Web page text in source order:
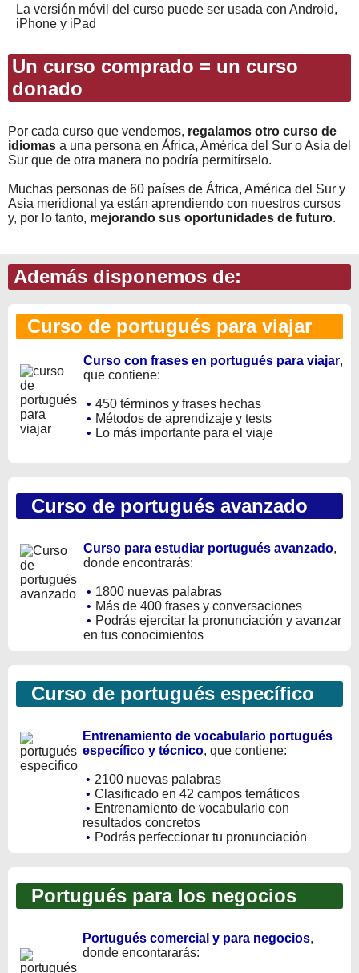
La versión móvil del curso puede ser usada con Android,
iPhone y iPad
Un curso comprado = un curso
donado
Por cada curso que vendemos, regalamos otro curso de
idiomas a una persona en África, América del Sur o Asia del
Sur que de otra manera no podría permitírselo.
Muchas personas de 60 países de África, América del Sur y
Asia meridional ya están aprendiendo con nuestros cursos
y, por lo tanto, mejorando sus oportunidades de futuro.
Además disponemos de:
Curso de portugués para viajar
Curso con frases en portugués para viajar,
que contiene:
• 450 términos y frases hechas
• Métodos de aprendizaje y tests
• Lo más importante para el viaje
Curso de portugués avanzado
Curso para estudiar portugués avanzado,
donde encontrarás:
• 1800 nuevas palabras
• Más de 400 frases y conversaciones
• Podrás ejercitar la pronunciación y avanzar
en tus conocimientos
Curso de portugués específico
Entrenamiento de vocabulario portugués
específico y técnico, que contiene:
• 2100 nuevas palabras
• Clasificado en 42 campos temáticos
• Entrenamiento de vocabulario con
resultados concretos
• Podrás perfeccionar tu pronunciación
Portugués para los negocios
Portugués comercial y para negocios,
donde encontararás: